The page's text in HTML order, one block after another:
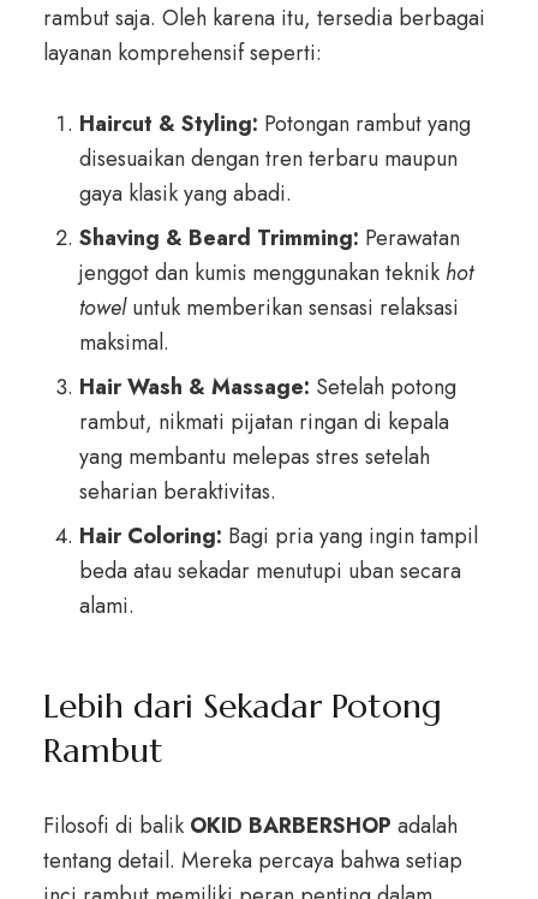
rambut saja. Oleh karena itu, tersedia berbagai
layanan komprehensif seperti:
Haircut & Styling: Potongan rambut yang
disesuaikan dengan tren terbaru maupun
gaya klasik yang abadi.
Shaving & Beard Trimming: Perawatan
jenggot dan kumis menggunakan teknik hot
toweluntuk memberikan sensasi relaksasi
maksimal.
Hair Wash & Massage: Setelah potong
rambut, nikmati pijatan ringan di kepala
yang membantu melepas stres setelah
seharian beraktivitas.
Hair Coloring: Bagi pria yang ingin tampil
beda atau sekadar menutupi uban secara
alami.
Lebih dari Sekadar Potong
Rambut
Filosofi di balik OKID BARBERSHOP adalah
tentang detail. Mereka percaya bahwa setiap